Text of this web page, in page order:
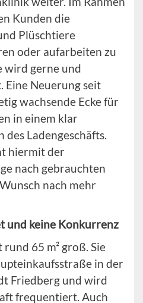
Kunden die
Plüschtiere
oder aufarbeiten zu
wird gerne und
Eine Neuerung seit
wachsende Ecke für
in einem klar
Ladengeschäfts.
hiermit der
nach gebrauchten
nach mehr
und keine Konkurrenz
rund 65 m² groß. Sie
in der
Friedberg und wird
frequentiert. Auch